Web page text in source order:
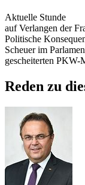
Aktuelle Stunde
auf Verlangen der
Politische
Scheuer im
gescheiterten PKW-
Reden zu